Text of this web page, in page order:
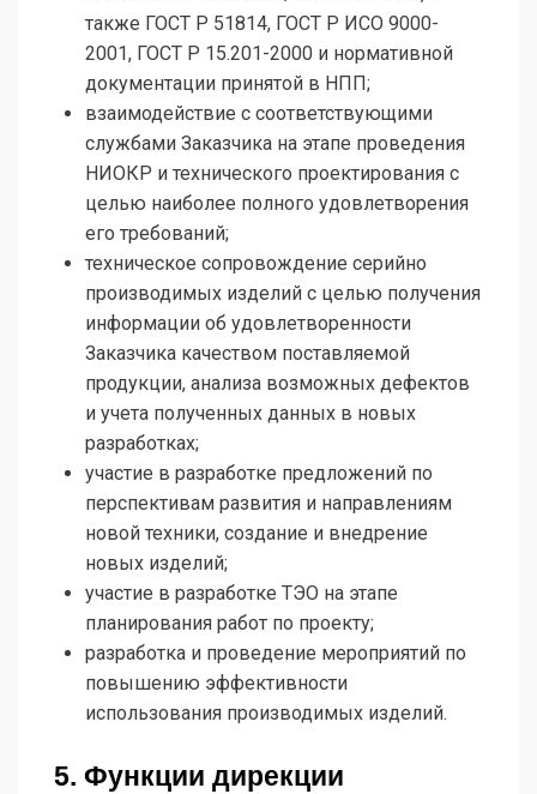
также ГОСТ Р 51814, ГОСТ Р ИСО 9000-
2001, ГОСТ Р 15.201-2000 и нормативной
документации принятой в НПП;
взаимодействие с соответствующими
службами Заказчика на этапе проведения
НИОКР и технического проектирования с
целью наиболее полного удовлетворения
его требований;
техническое сопровождение серийно
производимых изделий с целью получения
информации об удовлетворенности
Заказчика качеством поставляемой
продукции, анализа возможных дефектов
и учета полученных данных в новых
разработках;
участие в разработке предложений по
перспективам развития и направлениям
новой техники, создание и внедрение
новых изделий;
участие в разработке ТЭО на этапе
планирования работ по проекту;
разработка и проведение мероприятий по
повышению эффективности
использования производимых изделий.
5. Функции дирекции